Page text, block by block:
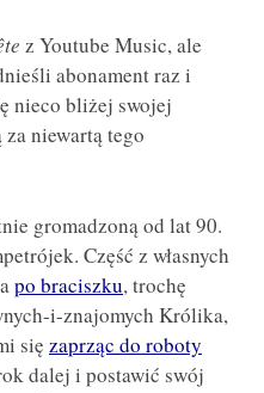
z Youtube Music, ale
abonament raz i
nieco bliżej swojej
niewartą tego
gromadzoną od lat 90.
Część z własnych
po braciszku, trochę
i-znajomych Królika,
się zaprząc do roboty
dalej i postawić swój